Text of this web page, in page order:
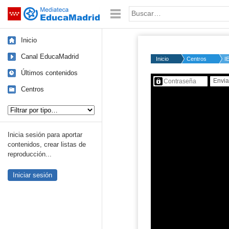
Saltar navegación Palabra o frase:
Inicio
Canal EducaMadrid
Últimos contenidos
Centros
Inicia sesión para aportar
contenidos, crear listas de
reproducción...
Iniciar sesión
Inicio Centros
Contenido protegido…